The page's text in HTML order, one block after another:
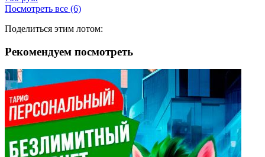
Посмотреть все (6)
Поделиться этим лотом:
Рекомендуем посмотреть